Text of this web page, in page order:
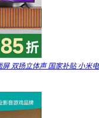
双扬立体声 国家补贴 小米电